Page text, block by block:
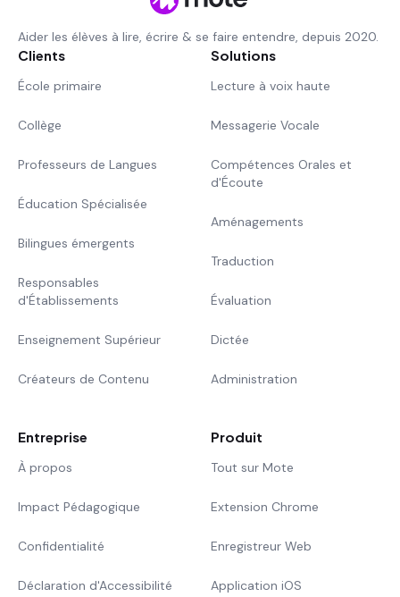
Aider les élèves à lire, écrire & se faire entendre, depuis 2020.
Clients
École primaire
Collège
Professeurs de Langues
Éducation Spécialisée
Bilingues émergents
Responsables
d'Établissements
Enseignement Supérieur
Créateurs de Contenu
Solutions
Lecture à voix haute
Messagerie Vocale
Compétences Orales et
d'Écoute
Aménagements
Traduction
Évaluation
Dictée
Administration
Entreprise
À propos
Impact Pédagogique
Confidentialité
Déclaration d'Accessibilité
Produit
Tout sur Mote
Extension Chrome
Enregistreur Web
Application iOS